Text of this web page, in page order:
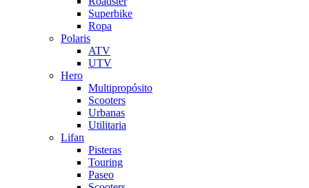
Superbike
Ropa
Polaris
ATV
UTV
Hero
Multipropósito
Scooters
Urbanas
Utilitaria
Lifan
Pisteras
Touring
Paseo